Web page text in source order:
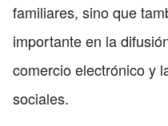
familiares, sino que
importante en la
comercio electrónico y
sociales.